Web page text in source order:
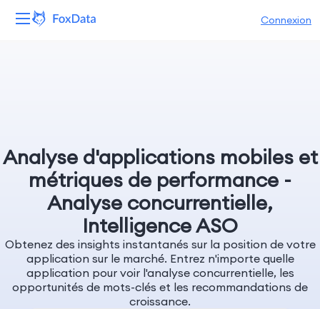
Connexion
Ressources
Entreprise
Analyse d'applications mobiles et
métriques de performance -
Analyse concurrentielle,
Intelligence ASO
Obtenez des insights instantanés sur la position de votre
application sur le marché. Entrez n'importe quelle
application pour voir l'analyse concurrentielle, les
opportunités de mots-clés et les recommandations de
croissance.